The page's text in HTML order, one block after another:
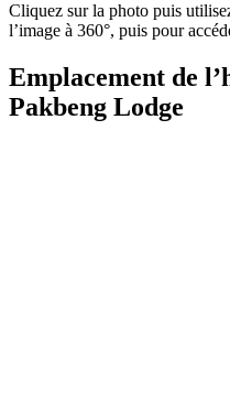
Cliquez sur la photo puis
l’image à 360°, puis pour
Emplacement de
Pakbeng Lodge